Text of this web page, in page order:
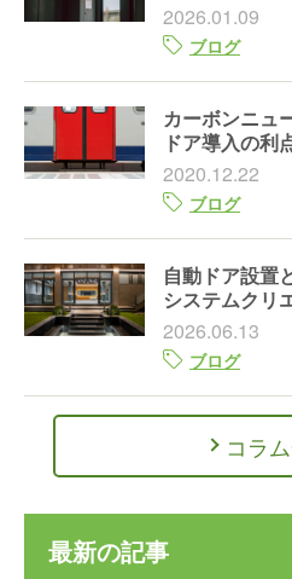
2026.01.09
ブログ
カーボンニュ
ドア導入の利
2020.12.22
ブログ
自動ドア設置
システムクリ
2026.06.13
ブログ
コラ
最新の記事